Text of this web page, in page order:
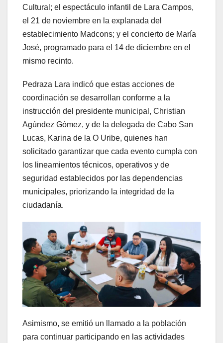
Cultural; el espectáculo infantil de Lara Campos,
el 21 de noviembre en la explanada del
establecimiento Madcons; y el concierto de María
José, programado para el 14 de diciembre en el
mismo recinto.
Pedraza Lara indicó que estas acciones de
coordinación se desarrollan conforme a la
instrucción del presidente municipal, Christian
Agúndez Gómez, y de la delegada de Cabo San
Lucas, Karina de la O Uribe, quienes han
solicitado garantizar que cada evento cumpla con
los lineamientos técnicos, operativos y de
seguridad establecidos por las dependencias
municipales, priorizando la integridad de la
ciudadanía.
Asimismo, se emitió un llamado a la población
para continuar participando en las actividades